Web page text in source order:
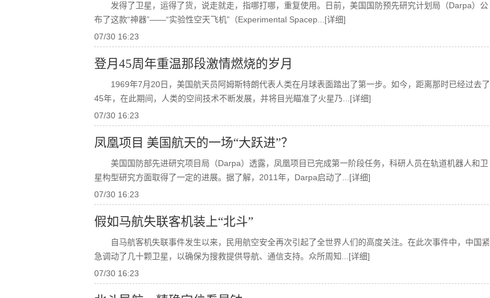
发得了卫星，运得了货，说走就走，指哪打哪，重复使用。日前，美国国防预先研究计划局（darpa）公
布了这款“神器”——“实验性空天飞机”（experimental Spacep ...[详细]
07/30 16:23
登月45周年重温那段激情燃烧的岁月
1969年7月20日，美国航天员阿姆斯特朗代表人类在月球表面踏出了第一步。如今，距离那时已经过去了
45年，在此期间，人类的空间技术不断发展，并将目光瞄准了火星乃 ...[详细]
07/30 16:23
凤凰项目 美国航天的一场“大跃进”？
美国国防部先进研究项目局（darpa）透露，凤凰项目已完成第一阶段任务，科研人员在轨道机器人和卫
星构型研究方面取得了一定的进展。据了解，2011年，darpa启动了 ...[详细]
07/30 16:23
假如马航失联客机装上“北斗”
自马航客机失联事件发生以来，民用航空安全再次引起了全世界人们的高度关注。在此次事件中，中国紧
急调动了几十颗卫星，以确保为搜救提供导航、通信支持。众所周知
...[详细]
07/30 16:23